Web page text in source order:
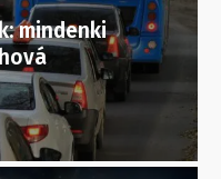
mindenki